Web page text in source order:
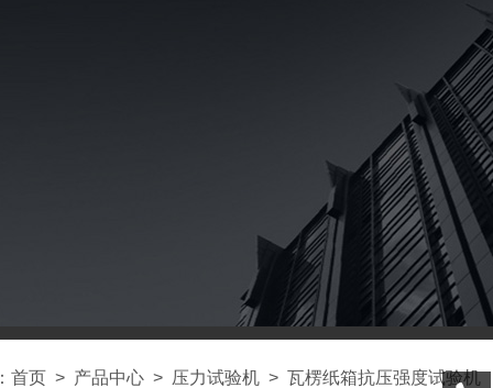
首页 > 产品中心 > 压力试验机 > 瓦楞纸箱抗压强度试验机